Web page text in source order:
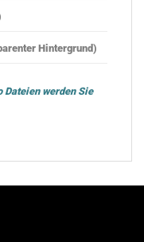
Hintergrund)
werden Sie